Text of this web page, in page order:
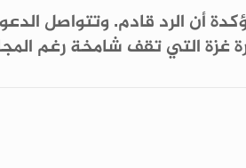
أن الرد قادم. وتتواصل
غزة التي تقف شامخة رغم